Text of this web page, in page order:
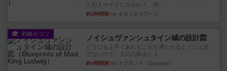
と犯人サイドに分かれて、探...
約3時間前 by タカミネコウヘイ
戦略やコツ ノイシュヴァンシュタイン城の設計図
どうにも上手くあれもこれも満たせるようには置
けないので、入口の除去と入...
約4時間前 by オグランド（Oguland）